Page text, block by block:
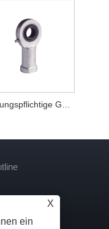
Wartungspflichtige Gelenkköpfe SI-ES
X
ein